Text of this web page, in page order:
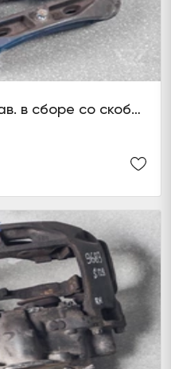
Суппорт тормозной прав. в сборе со скобой (6 серия)